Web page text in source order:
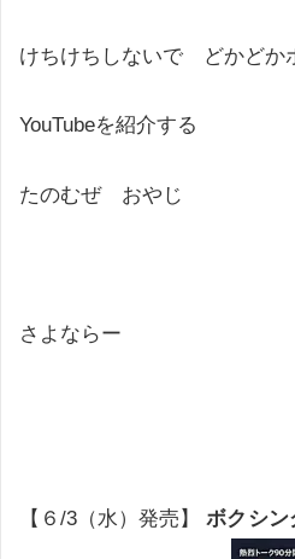
けちけちしないで どかどか
YouTubeを紹介する
たのむぜ おやじ
さよならー
【６/3（水）発売】 ボクシン